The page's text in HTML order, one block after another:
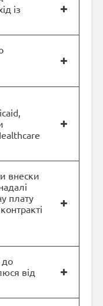
із
внески
плату
до
від